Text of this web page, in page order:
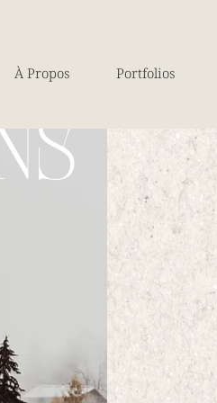
À Propos Portfolios